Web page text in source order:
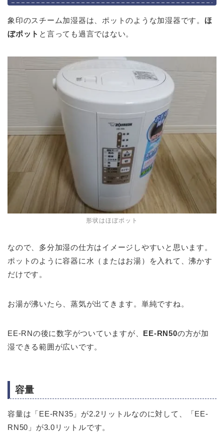
象印のスチーム加湿器は、ポットのような加湿器です。 ほ
ぼポット と言っても過言ではない。
形状はほぼポット
なので、多分加湿の仕方はイメージしやすいと思います。
ポットのように容器に水（またはお湯）を入れて、沸かす
だけです。
お湯が沸いたら、蒸気が出てきます。単純ですね。
EE-RNの後に数字がついていますが、 EE-RN50の方が加
湿できる範囲が広いです。
容量
容量は「EE-RN35」が2.2リットルなのに対して、「EE-
RN50」が3.0リットルです。